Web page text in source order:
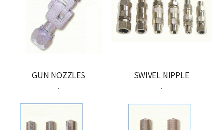
GUN NOZZLES
.
SWIVEL NIPPLE
.